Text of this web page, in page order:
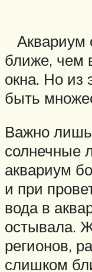
Аквариум
ближе, чем
окна. Но из
быть
Важно
солнечные
аквариум
и при
вода в
остывала.
регионов,
слишком